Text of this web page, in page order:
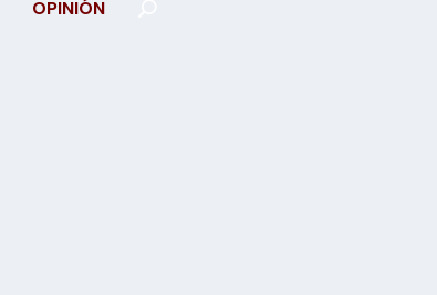
OPINIÓN